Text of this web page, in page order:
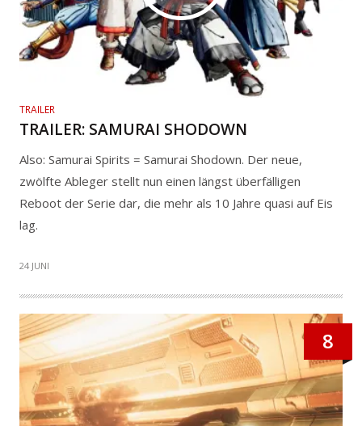
TRAILER
TRAILER: SAMURAI SHODOWN
Also: Samurai Spirits = Samurai Shodown. Der neue,
zwölfte Ableger stellt nun einen längst überfälligen
Reboot der Serie dar, die mehr als 10 Jahre quasi auf Eis
lag.
24 JUNI
8